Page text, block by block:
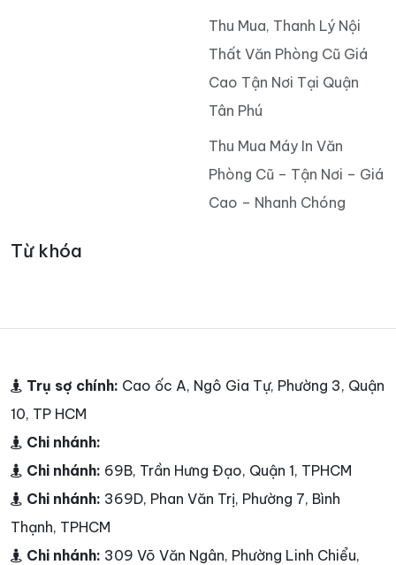
Thu Mua, Thanh Lý Nội
Thất Văn Phòng Cũ Giá
Cao Tận Nơi Tại Quận
Tân Phú
Thu Mua Máy In Văn
Phòng Cũ – Tận Nơi – Giá
Cao – Nhanh Chóng
Từ khóa
Trụ sợ chính: Cao ốc A, Ngô Gia Tự, Phường 3, Quận
10, TP HCM
Chi nhánh:
Chi nhánh: 69B, Trần Hưng Đạo, Quận 1, TPHCM
Chi nhánh: 369D, Phan Văn Trị, Phường 7, Bình
Thạnh, TPHCM
Chi nhánh: 309 Võ Văn Ngân, Phường Linh Chiểu,